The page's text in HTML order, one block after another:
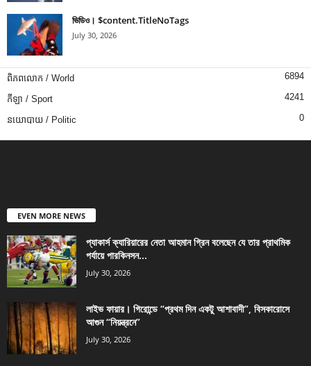
ভিডিও। $content.TitleNoTags
July 30, 2026
ពិភពលោក / World 6894
កីឡា / Sport 4241
នយោបាយ / Politic 0
EVEN MORE NEWS
প্যাকার্স ক্যারিয়ারের নেতা আহমান গ্রিন বলেছেন যে তার প্রাথমিক
পর্যায়ে পারকিনসন...
July 30, 2026
লাইভ ফায়ার। গিরোন্ডে “প্রথম দিন একটু আশাবাদী”, বিসকারোসে
আগুন “নিয়ন্ত্রনে”
July 30, 2026